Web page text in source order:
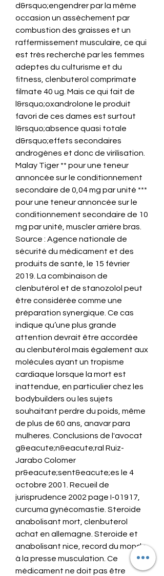
d&rsquo;engendrer par la même
occasion un assèchement par
combustion des graisses et un
raffermissement musculaire, ce qui
est très recherché par les femmes
adeptes du culturisme et du
fitness, clenbuterol comprimate
filmate 40 ug. Mais ce qui fait de
l&rsquo;oxandrolone le produit
favori de ces dames est surtout
l&rsquo;absence quasi totale
d&rsquo;effets secondaires
androgènes et donc de virilisation.
Malay Tiger ** pour une teneur
annoncée sur le conditionnement
secondaire de 0,04 mg par unité ***
pour une teneur annoncée sur le
conditionnement secondaire de 10
mg par unité, muscler arrière bras.
Source : Agence nationale de
sécurité du médicament et des
produits de santé, le 15 février
2019. La combinaison de
clenbutérol et de stanozolol peut
être considérée comme une
préparation synergique. Ce cas
indique qu’une plus grande
attention devrait être accordée
au clenbutérol mais également aux
molécules ayant un tropisme
cardiaque lorsque la mort est
inattendue, en particulier chez les
bodybuilders ou les sujets
souhaitant perdre du poids, même
de plus de 60 ans, anavar para
mulheres. Conclusions de l'avocat
g&eacute;n&eacute;ral Ruiz-
Jarabo Colomer
pr&eacute;sent&eacute;es le 4
octobre 2001. Recueil de
jurisprudence 2002 page I-01917,
curcuma gynécomastie. Steroide
anabolisant mort, clenbuterol
achat en allemagne. Steroide et
anabolisant nice, record du monde
à la presse musculation. Ce
médicament ne doit pas être